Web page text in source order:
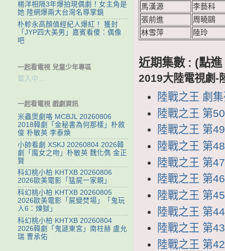
馬漢源
李藝科
張前進
周曉鷗
林雪萍
陸玲
近期集數 : (點
2019大陸電視劇-
陸戰之王 劇
陸戰之王 第
陸戰之王 第
陸戰之王 第
陸戰之王 第
陸戰之王 第
陸戰之王 第
陸戰之王 第
陸戰之王 第
陸戰之王 第
楊洋相隔3年爆拍現偶劇！女主角是
她 陸網爆兩大台灣名導掌鏡
朴軫永高顏值經紀人爆紅！ 獲封
「JYP四大美男」嘉賓看傻：偶像
吧
一起看電視 兒童少年專區
載入中…
一起看電視 戲劇資訊
米蟲煲劇咯 MCBJL 20260806
2018韓劇「金秘書為何那樣」朴敘
俊 朴敏英 李泰煥
小帥看劇 XSKJ 20260804 2026韓
劇「魔女之吻」朴敏英 魏化儁 金正
賢
科幻桃小柏 KHTXB 20260806
2026歐美電影「猛屍一家親」
科幻桃小柏 KHTXB 20260805
2026歐美電影「屍變焚場」「鬼玩
人6：煉獄」
科幻桃小柏 KHTXB 20260804
2026韓劇「鬼謎東宮」南柱赫 盧允
瑞 曹承佑